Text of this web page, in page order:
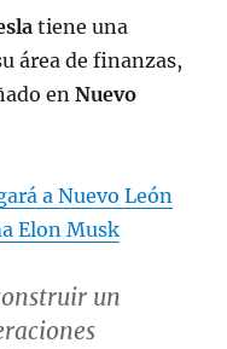
tiene una
área de finanzas,
enNuevo
a Nuevo León
Elon Musk
un